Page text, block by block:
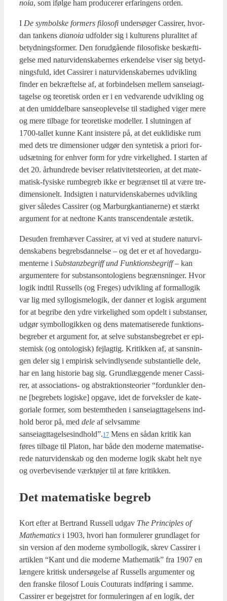
noia, som iføl­ge ham pro­du­ce­rer erfa­rin­gens orden.
I De sym­bol­ske for­mers filo­so­fi under­sø­ger Cas­si­rer, hvor­
dan tan­kens dia­noia udfol­der sig i kul­tu­rens plu­ra­li­tet af
betyd­nings­for­mer. Den for­ud­gå­en­de filo­so­fi­ske beskæf­ti­
gel­se med natur­vi­den­ska­ber­nes erken­del­se viser sig betyd­
nings­fuld, idet Cas­si­rer i natur­vi­den­ska­ber­nes udvik­ling
fin­der en bekræf­tel­se af, at for­bin­del­sen mel­lem san­sei­agt­
ta­gel­se og teo­re­tisk orden er i en ved­va­ren­de udvik­ling og
at den umid­del­ba­re san­se­op­le­vel­se til sta­dig­hed viger mere
og mere til­ba­ge for teo­re­ti­ske model­ler. I slut­nin­gen af
1700-tal­let kun­ne Kant insi­ste­re på, at det eukli­di­ske rum
med dets tre dimen­sio­ner udgør den syn­te­tisk a pri­o­ri for­
ud­sæt­ning for enhver form for ydre vir­ke­lig­hed. I star­ten af
det 20. århund­re­de bevi­ser rela­ti­vi­tet­ste­o­ri­en, at det mate­
ma­tisk-fysi­ske rum­be­greb ikke er begræn­set til at være tre­
di­men­sio­nelt. Ind­sig­ten i natur­vi­den­ska­ber­nes udvik­ling
giver såle­des Cas­si­rer (og Mar­burg­kan­ti­a­ner­ne) et stærkt
argu­ment for at nedt­o­ne Kants trans­cen­den­tale æste­tik.
Des­u­den frem­hæ­ver Cas­si­rer, at vi ved at stu­de­re natur­vi­
den­ska­bens begrebs­dan­nel­se – og det er et af hove­d­ar­gu­
men­ter­ne i Sub­stan­z­be­griff und Funk­tions­be­griff– kan
argu­men­te­re for sub­stan­son­to­lo­gi­ens begræns­nin­ger. Hvor
logik ind­til Rus­sells (og Fre­ges) udvik­ling af for­mal­lo­gik
var lig med syl­lo­gis­me­lo­gik, der dan­ner et logisk argu­ment
for at begri­be den ydre vir­ke­lig­hed som opdelt i sub­stan­ser,
udgør sym­bol­lo­gik­ken og dens mate­ma­ti­se­re­de funk­tions­
be­gre­ber et argu­ment for, at sel­ve sub­stans­be­gre­bet er epi­
ste­misk (og onto­lo­gisk) fejl­ag­tig. Kri­tik­ken af, at sans­nin­
gen deler sig i empi­risk sel­vind­ly­sen­de sub­stan­ti­el­le dele,
har en lang histo­rie bag sig. Grund­læg­gen­de mener Cas­si­
rer, at asso­ci­a­tions- og abstrak­tions­te­o­ri­er “for­dunk­ler den­
ne [begre­bets logi­ske] opga­ve, idet de for­veks­ler de kate­
go­ri­a­le for­mer, som bestemt­he­den i san­sei­agt­ta­gel­sens ind­
hold beror på, med dele af selv­sam­me
sanseiagttagelsesindhold”.17 Mens en sådan kri­tik kan
føres til­ba­ge til Pla­ton, har både den moder­ne mate­ma­ti­se­
re­de natur­vi­den­skab og den moder­ne logik skabt helt nye
og over­be­vi­sen­de værk­tø­jer til at føre kri­tik­ken.
Det mate­ma­ti­ske begreb
Kort efter at Ber­trand Rus­sell udgav The Prin­cip­les of
Mat­he­ma­ti­cs i 1903, hvori han for­mu­le­rer grund­la­get for
sin ver­sion af den moder­ne sym­bol­lo­gik, skrev Cas­si­rer i
artik­len “Kant und die moder­ne Mat­he­ma­tik” fra 1907 en
læn­ge­re kri­tisk under­sø­gel­se af Rus­sells argu­men­ter og
den fran­ske filo­sof Lou­is Cou­tu­rats ind­fø­ring i sam­me.
Cas­si­rer er begej­stret for for­mu­le­rin­gen af en logik, der